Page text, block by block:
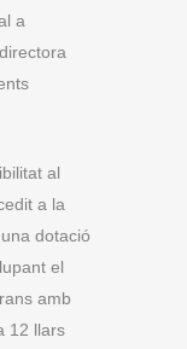
a
al
a la
dotació
el
amb
12 llars